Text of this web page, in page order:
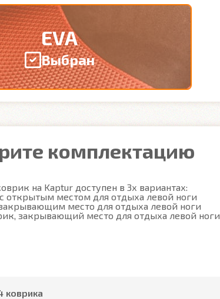
EVA
Выбран
комплектацию
на Kaptur доступен в 3х вариантах:
с открытым местом для отдыха левой ноги
место для отдыха левой ноги
закрывающий место для отдыха левой ноги
коврика